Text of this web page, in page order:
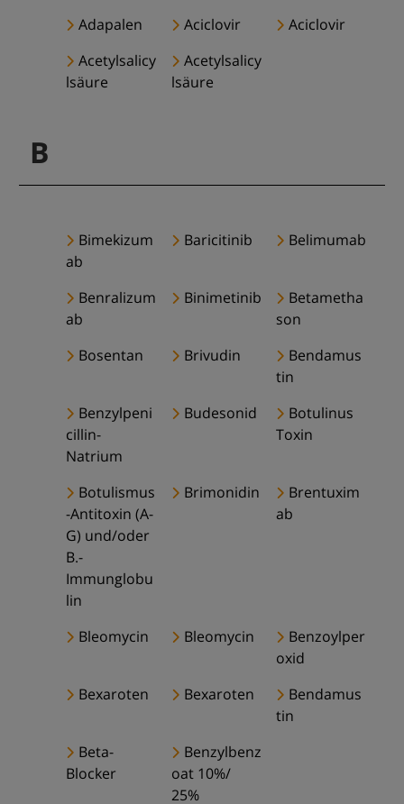
Adapalen Aciclovir
Aciclovir
Acetylsalicy
lsäure
Acetylsalicy
lsäure
B
Bimekizum
ab
Baricitinib Belimumab
Benralizum
ab
Binimetinib
Betametha
son
Bosentan
Brivudin
Bendamus
tin
Benzylpeni
cillin-
Natrium
Budesonid
Botulinus
Toxin
Botulismus
-Antitoxin (A-
G) und/oder
B.-
Immunglobu
lin
Brimonidin
Brentuxim
ab
Bleomycin Bleomycin
Benzoylper
oxid
Bexaroten
Bexaroten
Bendamus
tin
Beta-
Blocker
Benzylbenz
oat 10%/
25%